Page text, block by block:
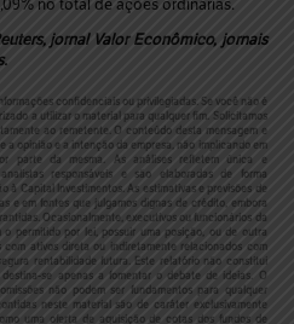
no total de ações ordinárias.
jornal Valor Econômico, jornais
confidenciais ou privilegiadas. Se você não é
a utilizar o material para qualquer fim. Solicitamos
ao remetente. O conteúdo desta mensagem e
a opinião e a intenção da empresa, não implicando em
parte da mesma.
As análises refletem única e
responsáveis e são elaboradas de forma
à Capital Investimentos. As estimativas e previsões de
e em fontes que julgamos dignas de crédito, embora
Ocasionalmente, executivos ou funcionários da
o permitido por lei, possuir uma posição, ou de outra
ativos direta ou indiretamente relacionados com
rentabilidade futura. Este relatório não constitui
se apenas a fomentar o debate de ideias. O
não podem ser fundamentos para qualquer
neste material são de caráter exclusivamente
uma oferta de aquisição de cotas dos fundos de